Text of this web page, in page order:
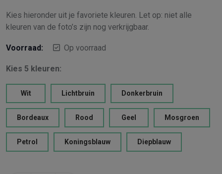
Kies hieronder uit je favoriete kleuren. Let op: niet alle
kleuren van de foto’s zijn nog verkrijgbaar.
Voorraad: Op voorraad
Kies 5 kleuren:
Wit Lichtbruin Donkerbruin
Bordeaux Rood Geel Mosgroen
Petrol Koningsblauw Diepblauw